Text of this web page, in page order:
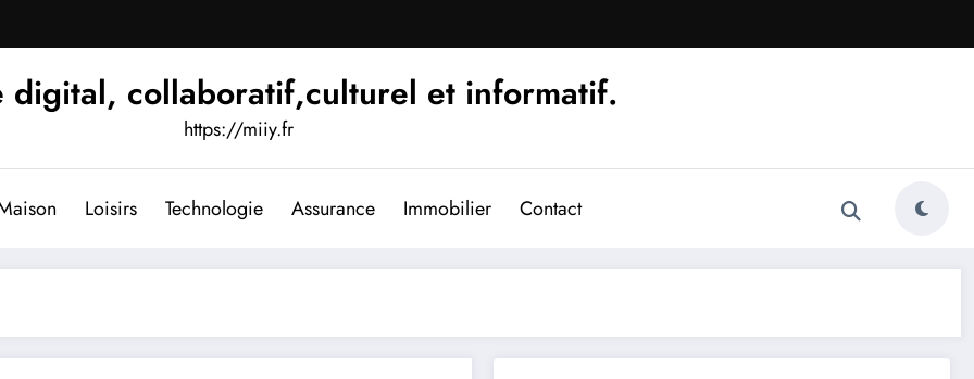
digital, collaboratif,culturel et informatif.
https://miiy.fr
Loisirs Technologie Assurance Immobilier Contact